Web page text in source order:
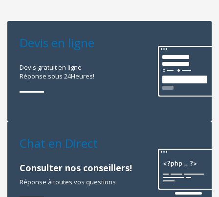
Devis en ligne
Devis gratuit en ligne
Réponse sous 24Heures!
Chat en Direct
Consulter nos conseillers!
Réponse à toutes vos questions